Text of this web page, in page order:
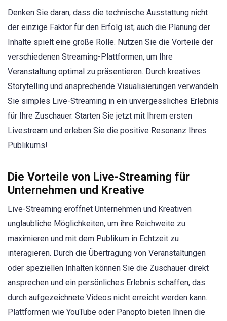
Denken Sie daran, dass die technische Ausstattung nicht
der einzige Faktor für den Erfolg ist; auch die Planung der
Inhalte spielt eine große Rolle. Nutzen Sie die Vorteile der
verschiedenen Streaming-Plattformen, um Ihre
Veranstaltung optimal zu präsentieren. Durch kreatives
Storytelling und ansprechende Visualisierungen verwandeln
Sie simples Live-Streaming in ein unvergessliches Erlebnis
für Ihre Zuschauer. Starten Sie jetzt mit Ihrem ersten
Livestream und erleben Sie die positive Resonanz Ihres
Publikums!
Die Vorteile von Live-Streaming für
Unternehmen und Kreative
Live-Streaming eröffnet Unternehmen und Kreativen
unglaubliche Möglichkeiten, um ihre Reichweite zu
maximieren und mit dem Publikum in Echtzeit zu
interagieren. Durch die Übertragung von Veranstaltungen
oder speziellen Inhalten können Sie die Zuschauer direkt
ansprechen und ein persönliches Erlebnis schaffen, das
durch aufgezeichnete Videos nicht erreicht werden kann.
Plattformen wie YouTube oder Panopto bieten Ihnen die